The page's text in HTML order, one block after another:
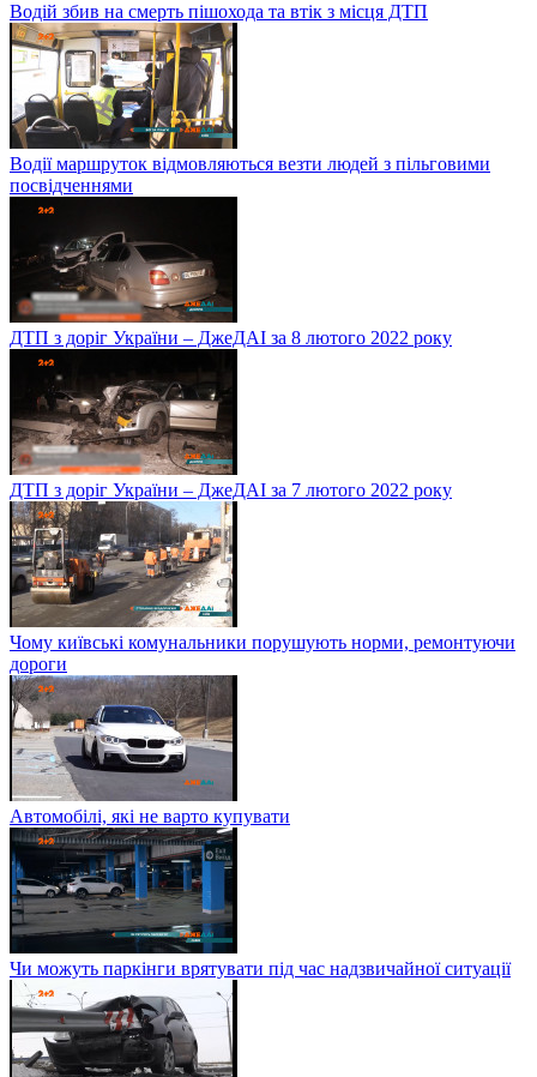
Водій збив на смерть пішохода та втік з місця ДТП
Водії маршруток відмовляються везти людей з пільговими
посвідченнями
ДТП з доріг України – ДжеДАІ за 8 лютого 2022 року
ДТП з доріг України – ДжеДАІ за 7 лютого 2022 року
Чому київські комунальники порушують норми, ремонтуючи
дороги
Автомобілі, які не варто купувати
Чи можуть паркінги врятувати під час надзвичайної ситуації